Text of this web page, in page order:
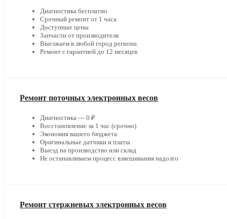
Диагностика бесплатно
Срочный ремонт от 1 часа
Доступные цены
Запчасти от производителя
Выезжаем в любой город региона
Ремонт с гарантией до 12 месяцев
Ремонт поточных электронных весов
Диагностика — 0 ₽
Восстановление за 1 час (срочно)
Экономия вашего бюджета
Оригинальные датчики и платы
Выезд на производство или склад
Не останавливаем процесс взвешивания надолго
Ремонт стержневых электронных весов